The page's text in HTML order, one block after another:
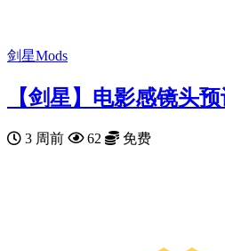
剑星Mods
【剑星】电影感镜头
3 周前 62 免费